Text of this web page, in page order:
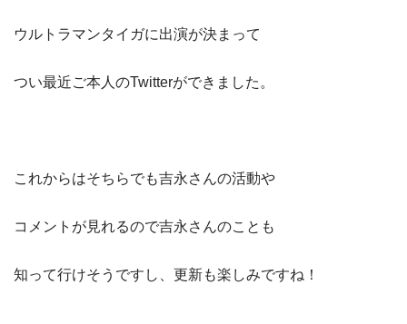
ウルトラマンタイガに出演が決まって
つい最近ご本人のTwitterができました。
これからはそちらでも吉永さんの活動や
コメントが見れるので吉永さんのことも
知って行けそうですし、更新も楽しみですね！